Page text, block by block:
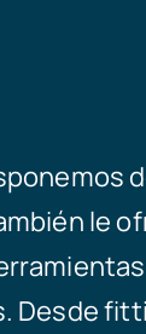
le
Desde